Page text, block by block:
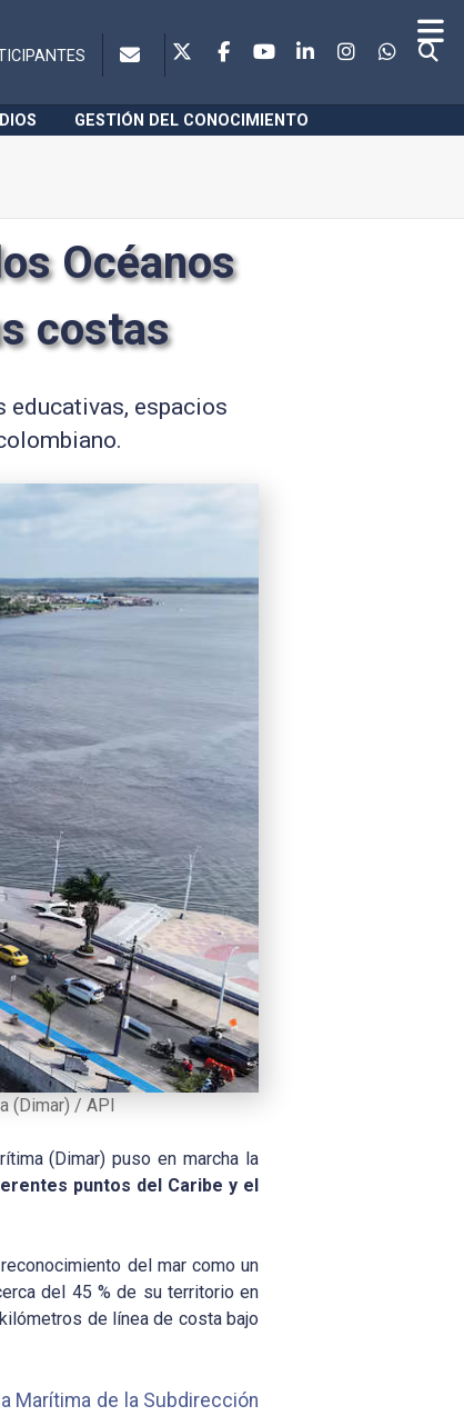
GESTIÓN DEL CONOCIMIENTO
Océanos
costas
educativas, espacios
(Dimar) / API
(Dimar) puso en marcha la
puntos del Caribe y el
del mar como un
del 45 % de su territorio en
de línea de costa bajo
Marítima de la Subdirección